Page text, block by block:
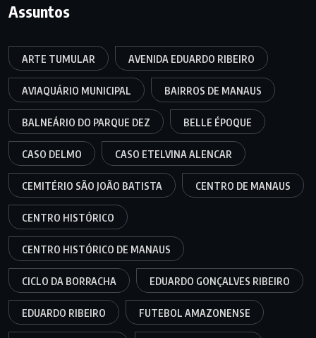
Assuntos
ARTE TUMULAR AVENIDA EDUARDO RIBEIRO
AVIAQUÁRIO MUNICIPAL BAIRROS DE MANAUS
BALNEÁRIO DO PARQUE DEZ BELLE ÉPOQUE
CASO DELMO CASO ETELVINA ALENCAR
CEMITÉRIO SÃO JOÃO BATISTA CENTRO DE MANAUS
CENTRO HISTÓRICO
CENTRO HISTÓRICO DE MANAUS
CICLO DA BORRACHA EDUARDO GONÇALVES RIBEIRO
EDUARDO RIBEIRO FUTEBOL AMAZONENSE